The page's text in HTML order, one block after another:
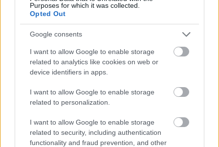
Purposes for which it was collected.
Opted Out
Google consents
I want to allow Google to enable storage
related to analytics like cookies on web or
device identifiers in apps.
I want to allow Google to enable storage
related to personalization.
I want to allow Google to enable storage
related to security, including authentication
functionality and fraud prevention, and other
Gramatyka
rzeczownikrodzaj męskorzeczowyodmienny
formy alfabetycznie:
gatunek; gatunkach; gatunkami; gatunki; gatunkiem;
gatunkom; gatunków; gatunkowi; gatunku